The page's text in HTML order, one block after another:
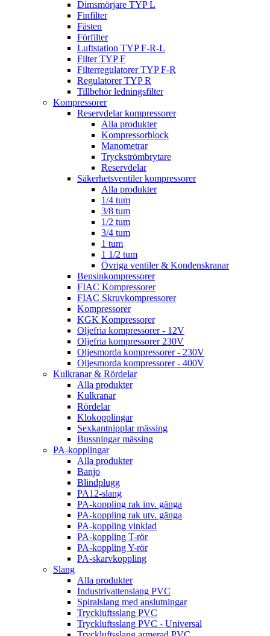
Dimsmörjare TYP L
Finfilter
Fästen
Förfilter
Luftstation TYP F-R-L
Filter TYP F
Filterregulatorer TYP F-R
Regulatorer TYP R
Tillbehör ledningsfilter
Kompressorer
Reservdelar kompressorer
Alla produkter
Kompressorblock
Manometrar
Tryckströmbrytare
Reservdelar
Säkerhetsventiler kompressorer
Alla produkter
1/4 tum
3/8 tum
1/2 tum
3/4 tum
1 tum
1 1/2 tum
Övriga ventiler & Kondenskranar
Bensinkompressorer
FIAC Kompressorer
FIAC Skruvkompressorer
Kompressorer
KGK Kompressorer
Oljefria kompressorer - 12V
Oljefria kompressorer 230V
Oljesmorda kompressorer - 230V
Oljesmorda kompressorer - 400V
Kulkranar & Rördelar
Alla produkter
Kulkranar
Rördelar
Klokopplingar
Sexkantnipplar mässing
Bussningar mässing
PA-kopplingar
Alla produkter
Banjo
Blindplugg
PA12-slang
PA-koppling rak inv. gänga
PA-koppling rak utv. gänga
PA-koppling vinklad
PA-koppling T-rör
PA-koppling Y-rör
PA-skarvkoppling
Slang
Alla produkter
Industrivattenslang PVC
Spiralslang med anslutningar
Tryckluftsslang PVC
Tryckluftsslang PVC - Universal